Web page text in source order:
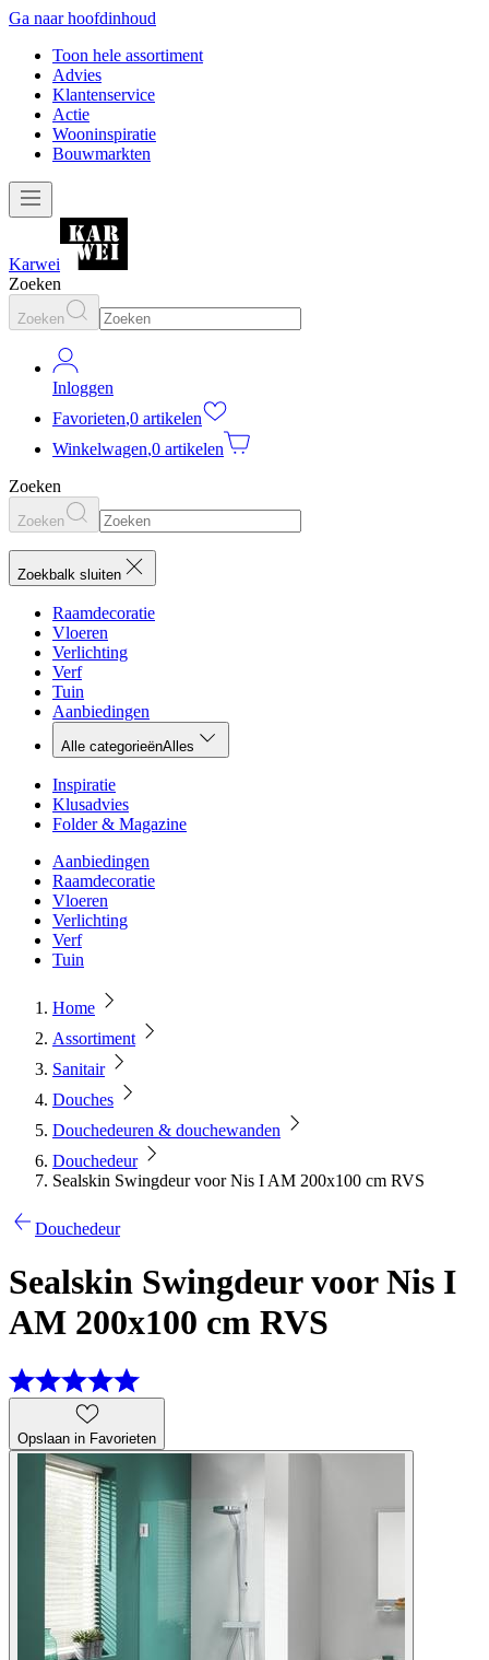
Ga naar hoofdinhoud
Toon hele assortiment
Advies
Klantenservice
Actie
Wooninspiratie
Bouwmarkten
Karwei
Zoeken
Zoeken
Inloggen
Favorieten,0 artikelen
Winkelwagen,0 artikelen
Zoeken
Zoeken
Zoekbalk sluiten
Raamdecoratie
Vloeren
Verlichting
Verf
Tuin
Aanbiedingen
Alle categorieënAlles
Inspiratie
Klusadvies
Folder & Magazine
Aanbiedingen
Raamdecoratie
Vloeren
Verlichting
Verf
Tuin
Home
Assortiment
Sanitair
Douches
Douchedeuren & douchewanden
Douchedeur
Sealskin Swingdeur voor Nis I AM 200x100 cm RVS
Douchedeur
Sealskin Swingdeur voor Nis I
AM 200x100 cm RVS
Opslaan in Favorieten